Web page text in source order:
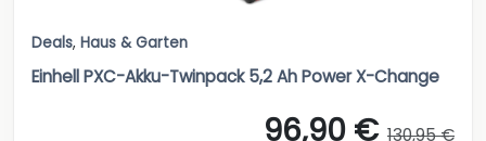
Deals, Haus & Garten
Einhell PXC-Akku-Twinpack 5,2 Ah Power X-Change
96,90 € 130,95 €